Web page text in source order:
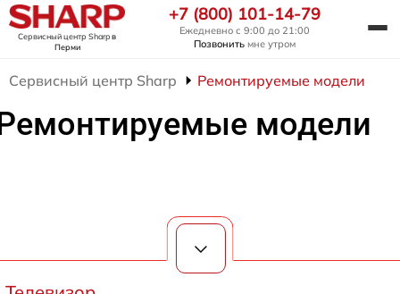
Сервисный центр Sharpв
Перми
+7 (800) 101-14-79
Ежедневно с 9:00 до 21:00
Позвонить мне утром
Сервисный центр Sharp Ремонтируемые модели
модели